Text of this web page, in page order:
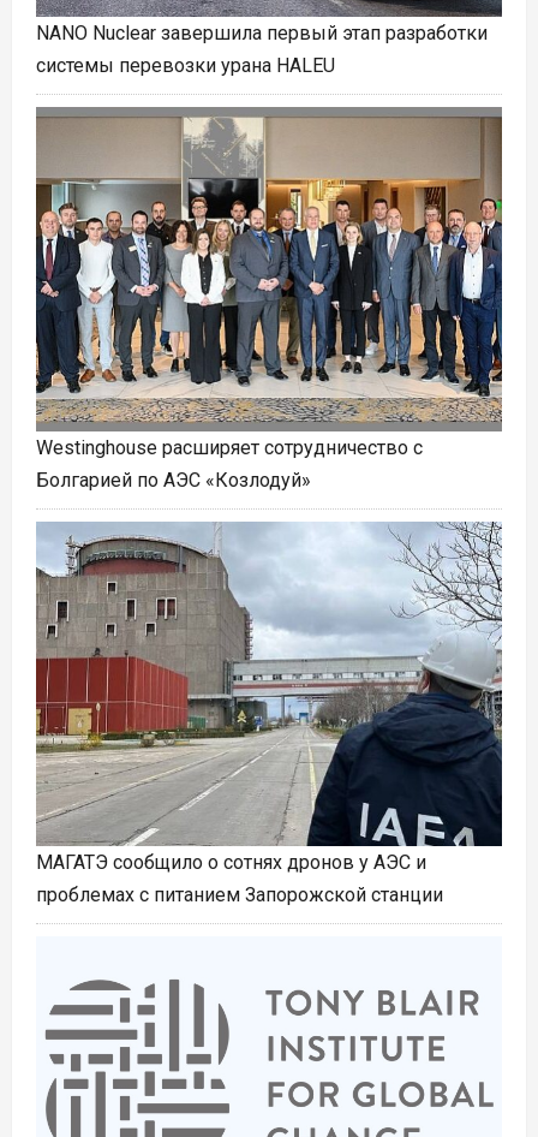
NANO Nuclear завершила первый этап разработки
системы перевозки урана HALEU
Westinghouse расширяет сотрудничество с
Болгарией по АЭС «Козлодуй»
МАГАТЭ сообщило о сотнях дронов у АЭС и
проблемах с питанием Запорожской станции